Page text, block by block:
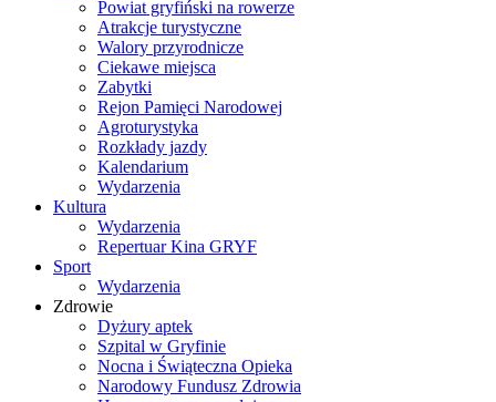
Powiat gryfiński na rowerze
Atrakcje turystyczne
Walory przyrodnicze
Ciekawe miejsca
Zabytki
Rejon Pamięci Narodowej
Agroturystyka
Rozkłady jazdy
Kalendarium
Wydarzenia
Kultura
Wydarzenia
Repertuar Kina GRYF
Sport
Wydarzenia
Zdrowie
Dyżury aptek
Szpital w Gryfinie
Nocna i Świąteczna Opieka
Narodowy Fundusz Zdrowia